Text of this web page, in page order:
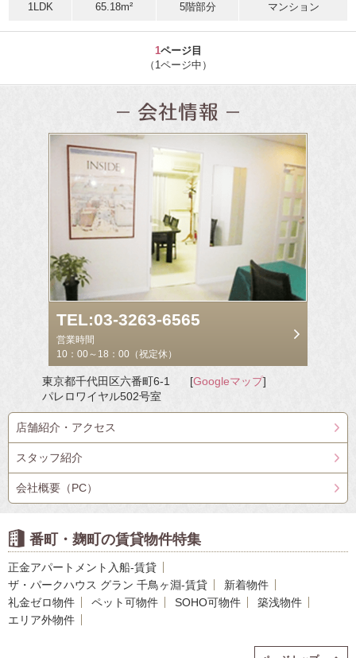
1LDK
65.18m² 5階部分 マンション
1ページ目
（1ページ中）
TEL:03-3263-6565
営業時間
10：00～18：00（祝定休）
東京都千代田区六番町6-1
パレロワイヤル502号室
[Googleマップ]
店舗紹介・アクセス
スタッフ紹介
会社概要（PC）
番町・麹町の賃貸物件特集
正金アパートメント入船-賃貸
ザ・パークハウス グラン 千鳥ヶ淵-賃貸
新着物件
礼金ゼロ物件
ペット可物件 SOHO可物件
築浅物件
エリア外物件